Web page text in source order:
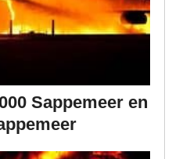
Sappemeer en